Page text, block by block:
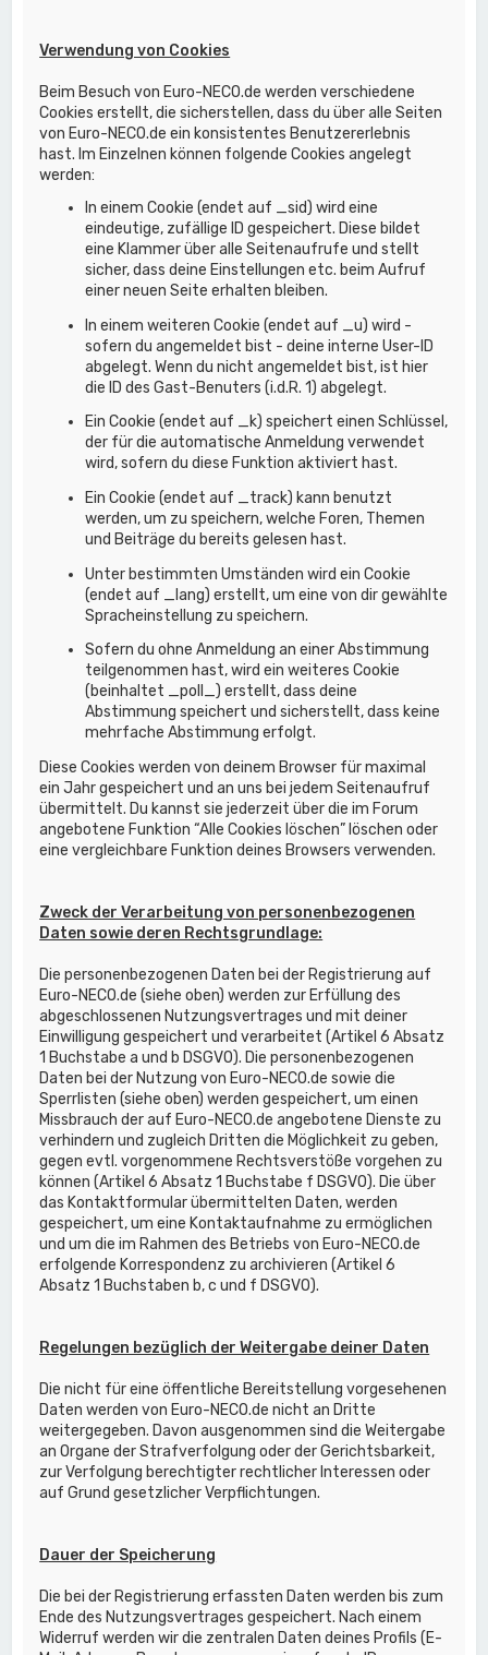
Verwendung von Cookies
Beim Besuch von Euro-NECO.de werden verschiedene
Cookies erstellt, die sicherstellen, dass du über alle Seiten
von Euro-NECO.de ein konsistentes Benutzererlebnis
hast. Im Einzelnen können folgende Cookies angelegt
werden:
In einem Cookie (endet auf _sid) wird eine
eindeutige, zufällige ID gespeichert. Diese bildet
eine Klammer über alle Seitenaufrufe und stellt
sicher, dass deine Einstellungen etc. beim Aufruf
einer neuen Seite erhalten bleiben.
In einem weiteren Cookie (endet auf _u) wird -
sofern du angemeldet bist - deine interne User-ID
abgelegt. Wenn du nicht angemeldet bist, ist hier
die ID des Gast-Benuters (i.d.R. 1) abgelegt.
Ein Cookie (endet auf _k) speichert einen Schlüssel,
der für die automatische Anmeldung verwendet
wird, sofern du diese Funktion aktiviert hast.
Ein Cookie (endet auf _track) kann benutzt
werden, um zu speichern, welche Foren, Themen
und Beiträge du bereits gelesen hast.
Unter bestimmten Umständen wird ein Cookie
(endet auf _lang) erstellt, um eine von dir gewählte
Spracheinstellung zu speichern.
Sofern du ohne Anmeldung an einer Abstimmung
teilgenommen hast, wird ein weiteres Cookie
(beinhaltet _poll_) erstellt, dass deine
Abstimmung speichert und sicherstellt, dass keine
mehrfache Abstimmung erfolgt.
Diese Cookies werden von deinem Browser für maximal
ein Jahr gespeichert und an uns bei jedem Seitenaufruf
übermittelt. Du kannst sie jederzeit über die im Forum
angebotene Funktion “Alle Cookies löschen” löschen oder
eine vergleichbare Funktion deines Browsers verwenden.
Zweck der Verarbeitung von personenbezogenen
Daten sowie deren Rechtsgrundlage:
Die personenbezogenen Daten bei der Registrierung auf
Euro-NECO.de (siehe oben) werden zur Erfüllung des
abgeschlossenen Nutzungsvertrages und mit deiner
Einwilligung gespeichert und verarbeitet (Artikel 6 Absatz
1 Buchstabe a und b DSGVO). Die personenbezogenen
Daten bei der Nutzung von Euro-NECO.de sowie die
Sperrlisten (siehe oben) werden gespeichert, um einen
Missbrauch der auf Euro-NECO.de angebotene Dienste zu
verhindern und zugleich Dritten die Möglichkeit zu geben,
gegen evtl. vorgenommene Rechtsverstöße vorgehen zu
können (Artikel 6 Absatz 1 Buchstabe f DSGVO). Die über
das Kontaktformular übermittelten Daten, werden
gespeichert, um eine Kontaktaufnahme zu ermöglichen
und um die im Rahmen des Betriebs von Euro-NECO.de
erfolgende Korrespondenz zu archivieren (Artikel 6
Absatz 1 Buchstaben b, c und f DSGVO).
Regelungen bezüglich der Weitergabe deiner Daten
Die nicht für eine öffentliche Bereitstellung vorgesehenen
Daten werden von Euro-NECO.de nicht an Dritte
weitergegeben. Davon ausgenommen sind die Weitergabe
an Organe der Strafverfolgung oder der Gerichtsbarkeit,
zur Verfolgung berechtigter rechtlicher Interessen oder
auf Grund gesetzlicher Verpflichtungen.
Dauer der Speicherung
Die bei der Registrierung erfassten Daten werden bis zum
Ende des Nutzungsvertrages gespeichert. Nach einem
Widerruf werden wir die zentralen Daten deines Profils (E-